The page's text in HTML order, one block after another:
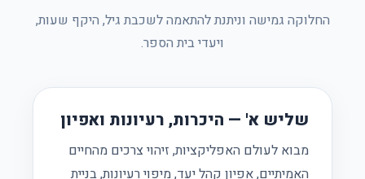
החלוקה גמישה וניתנת להתאמה לשכבת גיל, היקף שעות,
ויעדי בית הספר.
שליש א' — היכרות, רעיונות ואפיון
מבוא לעולם האפליקציות, זיהוי צרכים מהחיים
האמיתיים, אפיון קהל יעד, מיפוי רעיונות, בניית